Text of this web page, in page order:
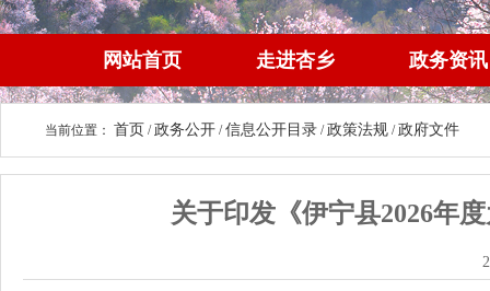
网站首页 走进杏乡 政务资讯
当前位置： 首页 /政务公开 /信息公开目录 /政策法规 /政府文件
关于印发《伊宁县2026年